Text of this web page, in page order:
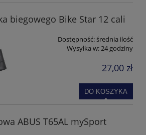
biegowego Bike Star 12 cali
Dostępność:średnia ilość
Wysyłka w:24 godziny
27,00 zł
DO KOSZYKA
ABUS T65AL mySport